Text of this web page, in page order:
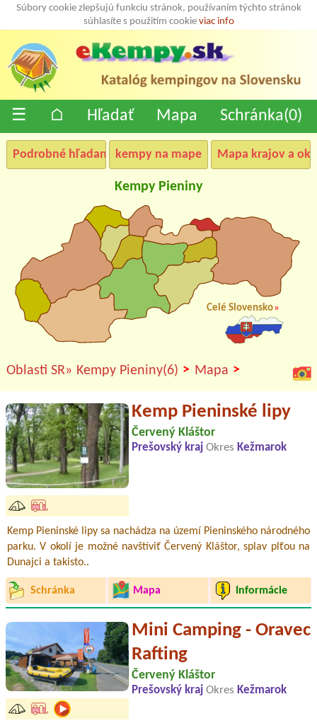
Súbory cookie zlepšujú funkciu stránok, používaním týchto stránok
súhlasíte s použitím cookie viac info
☰ ⌂ Hľadať Mapa Schránka(0)
Podrobné hľadanie kempy na mape Mapa krajov a
Kempy Pieniny
Celé Slovensko»
Oblasti SR» Kempy Pieniny(6) > Mapa >
Kemp Pieninské lipy
Červený Kláštor
Prešovský kraj Okres Kežmarok
Kemp Pieninské lipy sa nachádza na území Pieninského národného
parku. V okolí je možné navštíviť Červený Kláštor, splav plťou na
Dunajci a takisto..
Schránka Mapa Informácie
Mini Camping - Oravec
Rafting
Červený Kláštor
Prešovský kraj Okres Kežmarok